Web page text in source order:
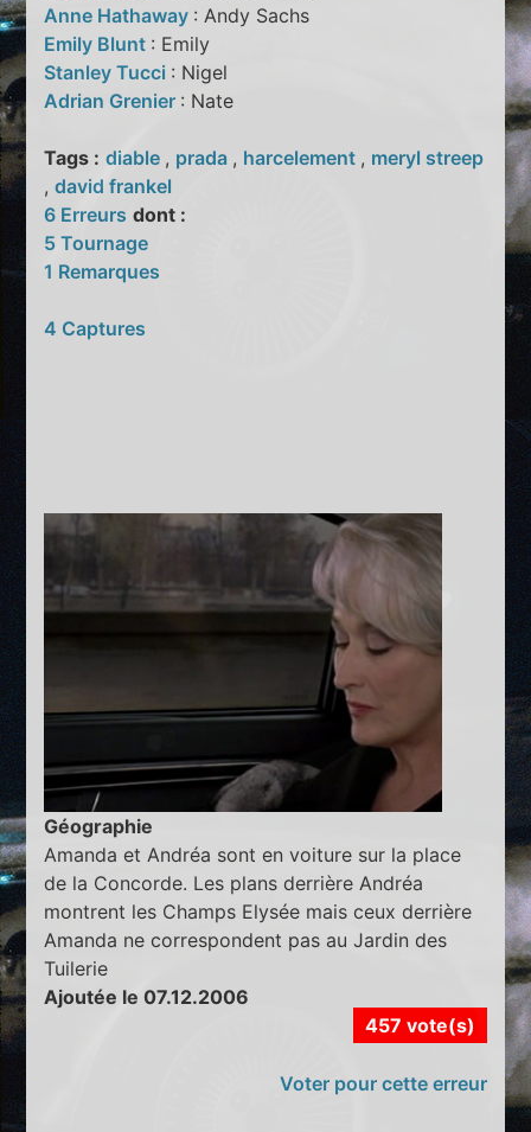
Anne Hathaway : Andy Sachs
Emily Blunt : Emily
Stanley Tucci : Nigel
Adrian Grenier : Nate
Tags : diable , prada , harcelement , meryl streep
,david frankel
6 Erreurs dont :
5 Tournage
1 Remarques
4 Captures
Géographie
Amanda et Andréa sont en voiture sur la place
de la Concorde. Les plans derrière Andréa
montrent les Champs Elysée mais ceux derrière
Amanda ne correspondent pas au Jardin des
Tuilerie
Ajoutée le 07.12.2006
457 vote(s)
Voter pour cette erreur